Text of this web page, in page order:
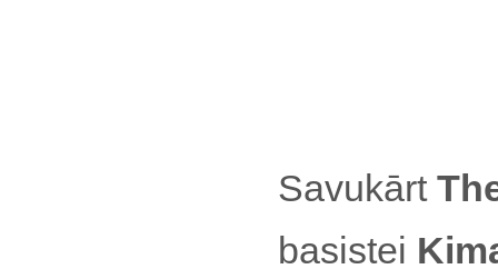
Savukārt
basistei